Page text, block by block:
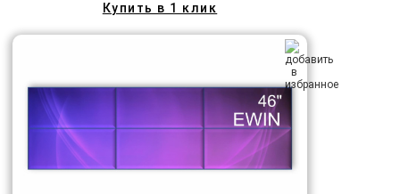
Купить в 1 клик